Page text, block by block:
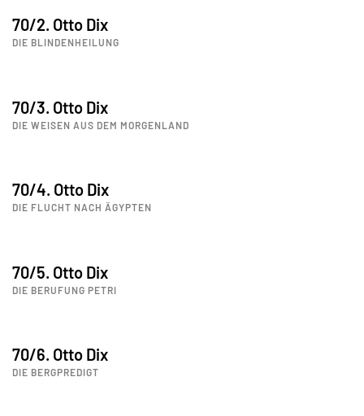
70/2. Otto Dix
DIE BLINDENHEILUNG
70/3. Otto Dix
DIE WEISEN AUS DEM MORGENLAND
70/4. Otto Dix
DIE FLUCHT NACH ÄGYPTEN
70/5. Otto Dix
DIE BERUFUNG PETRI
70/6. Otto Dix
DIE BERGPREDIGT